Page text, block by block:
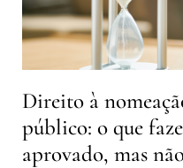
Direito à
público: o que
aprovado, mas